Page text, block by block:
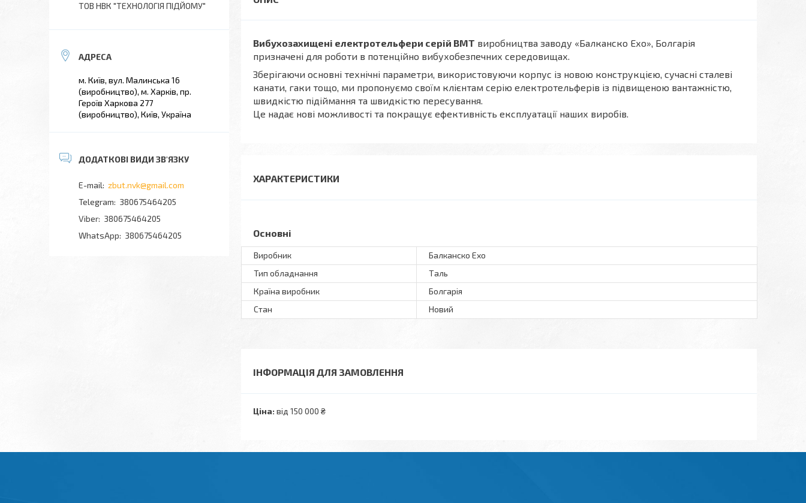
Вибухозахищені електротельфери серій BMT виробництва заводу «Балканско Ехо», Болгарія
призначені для роботи в потенційно вибухобезпечних середовищах.
Зберігаючи основні технічні параметри, використовуючи корпус із новою конструкцією, сучасні сталеві
канати, гаки тощо, ми пропонуємо своїм клієнтам серію електротельферів із підвищеною вантажністю,
швидкістю підіймання та швидкістю пересування.
Це надає нові можливості та покращує ефективність експлуатації наших виробів.
ХАРАКТЕРИСТИКИ
Основні
Виробник
Балканско Ехо
Тип обладнання
Таль
Країна виробник
Болгарія
Стан
Новий
ІНФОРМАЦІЯ ДЛЯ ЗАМОВЛЕННЯ
Ціна: від 150 000 ₴
ТОВ НВК "ТЕХНОЛОГІЯ ПІДЙОМУ"
м. Київ, вул. Малинська 16
(виробництво), м. Харків, пр.
Героїв Харкова 277
(виробництво), Київ, Україна
zbut.nvk@gmail.com
380675464205
380675464205
380675464205